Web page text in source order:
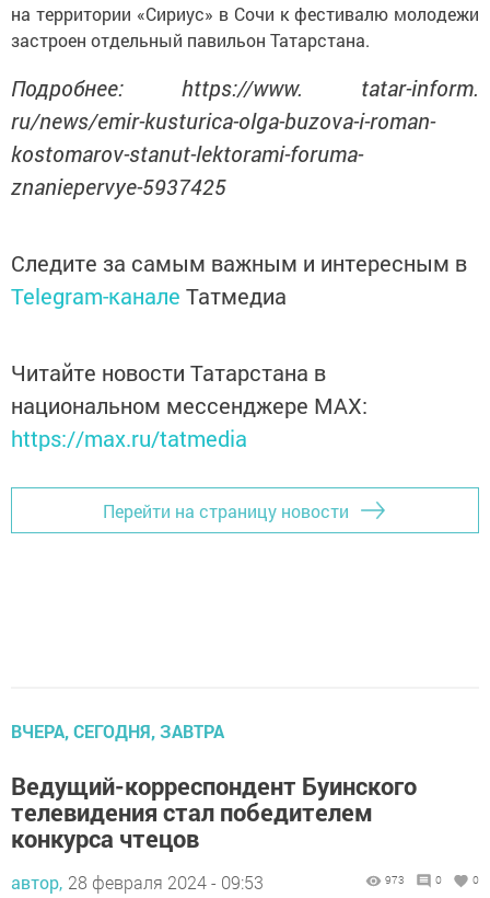
на территории «Сириус» в Сочи к фестивалю молодежи
застроен отдельный павильон Татарстана.
Подробнее: https://www. tatar-inform.
ru/news/emir-kusturica-olga-buzova-i-roman-
kostomarov-stanut-lektorami-foruma-
znaniepervye-5937425
Следите за самым важным и интересным в
Telegram-канале Татмедиа
Читайте новости Татарстана в
национальном мессенджере MАХ:
https://max.ru/tatmedia
Перейти на страницу новости
ВЧЕРА, СЕГОДНЯ, ЗАВТРА
Ведущий-корреспондент Буинского
телевидения стал победителем
конкурса чтецов
автор, 28 февраля 2024 - 09:53 973 0 0